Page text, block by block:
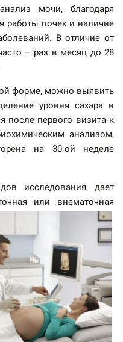
мочи, благодаря
работы почек и наличие
В отличие от
– раз в месяц до 28
форме, можно выявить
уровня сахара в
после первого визита к
анализом,
на 30-ой неделе
исследования, дает
или внематочная